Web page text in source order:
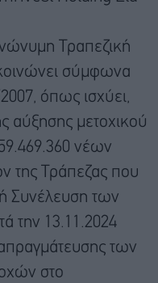
Τραπεζική
σύμφωνα
όπως ισχύει,
αύξησης μετοχικού
νέων
της Τράπεζας που
Συνέλευση των
την 13.11.2024
των
στο